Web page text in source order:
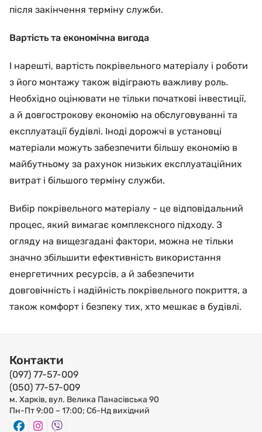
після закінчення терміну служби.
Вартість та економічна вигода
І нарешті, вартість покрівельного матеріалу і роботи
з його монтажу також відіграють важливу роль.
Необхідно оцінювати не тільки початкові інвестиції,
а й довгострокову економію на обслуговуванні та
експлуатації будівлі. Іноді дорожчі в установці
матеріали можуть забезпечити більшу економію в
майбутньому за рахунок низьких експлуатаційних
витрат і більшого терміну служби.
Вибір покрівельного матеріалу - це відповідальний
процес, який вимагає комплексного підходу. З
огляду на вищезгадані фактори, можна не тільки
значно збільшити ефективність використання
енергетичних ресурсів, а й забезпечити
довговічність і надійність покрівельного покриття, а
також комфорт і безпеку тих, хто мешкає в будівлі.
Контакти
(097) 77-57-009
(050) 77-57-009
м. Харків, вул. Велика Панасівська 90
Пн-Пт 9:00 – 17:00; Сб-Нд вихідний